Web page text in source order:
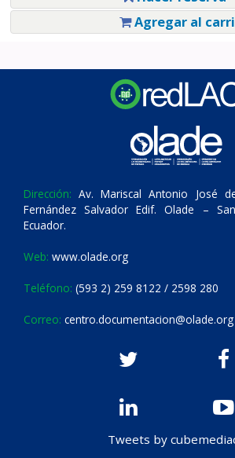
Agregar al
Dirección: Av. Mariscal Antonio José
Fernández Salvador Edif. Olade –
Ecuador.
Web: www.olade.org
Teléfono: (593 2) 259 8122 / 2598 280
Correo: centro.documentacion@olade.org
Tweets by